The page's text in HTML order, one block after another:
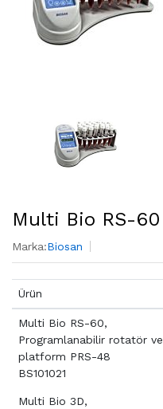
Multi Bio RS-60
Marka:Biosan
Ürün
Multi Bio RS-60,
Programlanabilir rotatör ve
platform PRS-48
BS101021
Multi Bio 3D,